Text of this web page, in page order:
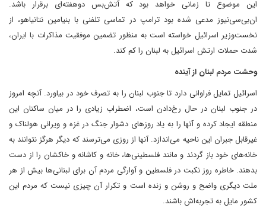
این موضوع تا زمانی خواهد بود که آتش‌بس دوهفته‌ای برقرار باشد.
ان‌بی‌سی‌نیوز مدعی شده بود ترامپ در تماسی تلفنی با بنیامین نتانیاهو، از
نخست‌وزیر اسرائیل خواسته است به منظور تضمین موفقیت مذاکرات با ایران،
شدت حملات ارتش اسرائیل به لبنان را کم کند.
وحشت مردم لبنان از آینده
اسرائیل تمایل فراوانی دارد تا جنوب لبنان را به تصرف خود در بیاورد. آنچه امروز
در جنوب لبنان در حال رخ‌دادن است، اضطراب زیادی را در میان ساکنان این
منطقه ایجاد کرده و آنها را به یاد روزهای دشوار جنگ در غزه و ویرانی هولناک و
غیرقابل جبران این ناحیه می‌اندازد. آنها از روزی می‌ترسند که دیگر هرگز نتوانند به
خانه‌های خود باز گردند و مانند فلسطینی‌ها، خانه و کاشانه و خاکشان را از دست
بدهند. خاطره روز نکبت در فلسطین و آوارگی مردم آن برای لبنانی‌ها بیش از هر
ملت دیگری واضح و روشن و زنده است و تکرار آن چیزی نیست که مردم این
کشور مایل به تجربه‌اش باشند.